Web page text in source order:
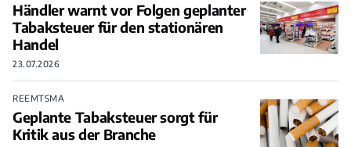
Händler warnt vor Folgen geplanter
Tabaksteuer für den stationären
Handel
23.07.2026
REEMTSMA
Geplante Tabaksteuer sorgt für
Kritik aus der Branche